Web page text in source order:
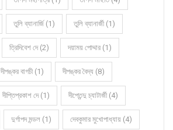
তুলি ব্যানার্জি (1) তুলি ব্যানার্জী (1)
ত্রিদিবেশ দে (2) দয়াময় পোদ্দার (1)
দীপঙ্কর বাগচী (1) দীপঙ্কর বৈদ্য (8)
দীপ্তিপ্রকাশ দে (1) দীপ্তেন্দু চ্যাটার্জী (4)
দুর্গাপদ মন্ডল (1) দেবকুমার মুখোপাধ্যায় (4)